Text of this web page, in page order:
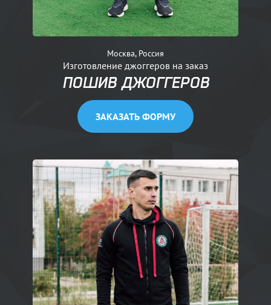
Москва, Россия
Изготовление джоггеров на заказ
ПОШИВ ДЖОГГЕРОВ
ЗАКАЗАТЬ ФОРМУ